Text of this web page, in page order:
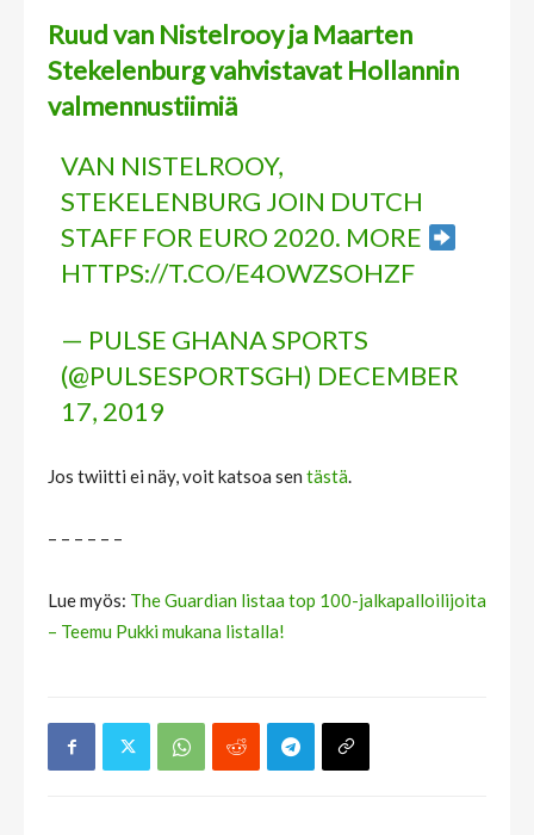
Ruud van Nistelrooy ja Maarten
Stekelenburg vahvistavat Hollannin
valmennustiimiä
VAN NISTELROOY,
STEKELENBURG JOIN DUTCH
STAFF FOR EURO 2020. MORE
HTTPS://T.CO/E4OWZSOHZF
— PULSE GHANA SPORTS
(@PULSESPORTSGH) DECEMBER
17, 2019
Jos twiitti ei näy, voit katsoa sen tästä.
– – – – – –
Lue myös: The Guardian listaa top 100-jalkapalloilijoita
– Teemu Pukki mukana listalla!